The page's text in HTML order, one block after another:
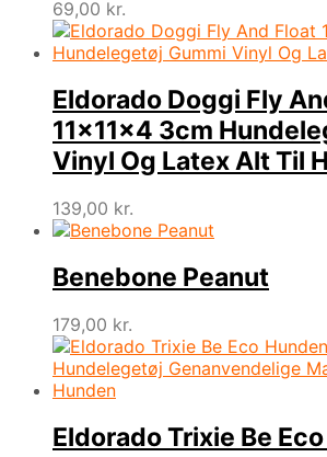
69,00 kr.
Eldorado Doggi Fly
11x11x4 3cm
Vinyl Og Latex Alt Til
139,00 kr.
Benebone Peanut
179,00 kr.
Eldorado Trixie Be